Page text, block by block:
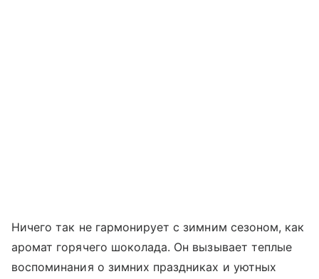
Ничего так не гармонирует с зимним сезоном, как
аромат горячего шоколада. Он вызывает теплые
воспоминания о зимних праздниках и уютных